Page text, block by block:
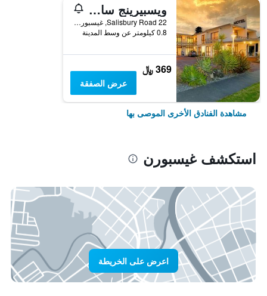
ويسبيرينج ساندز موتل
22 Salisbury Road, غيسبورن, نيوزيلندا
0.8 كيلومتر عن وسط المدينة
369 ﷼
عرض الصفقة
مشاهدة الفنادق الأخرى الموصى بها
استكشف غيسبورن
اعرض على الخريطة